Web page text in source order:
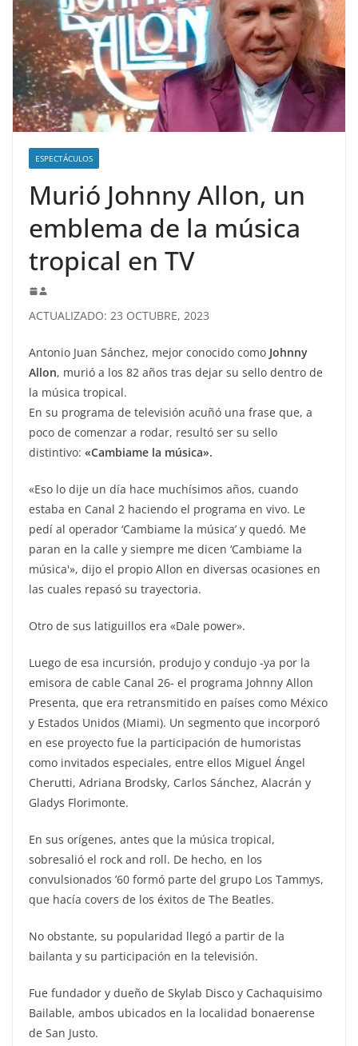
ESPECTÁCULOS
Murió Johnny Allon, un
emblema de la música
tropical en TV
ACTUALIZADO: 23 OCTUBRE, 2023
Antonio Juan Sánchez, mejor conocido como Johnny
Allon, murió a los 82 años tras dejar su sello dentro de
la música tropical.
En su programa de televisión acuñó una frase que, a
poco de comenzar a rodar, resultó ser su sello
distintivo: «Cambiame la música».
«Eso lo dije un día hace muchísimos años, cuando
estaba en Canal 2 haciendo el programa en vivo. Le
pedí al operador ‘Cambiame la música’ y quedó. Me
paran en la calle y siempre me dicen ‘Cambiame la
música'», dijo el propio Allon en diversas ocasiones en
las cuales repasó su trayectoria.
Otro de sus latiguillos era «Dale power».
Luego de esa incursión, produjo y condujo -ya por la
emisora de cable Canal 26- el programa Johnny Allon
Presenta, que era retransmitido en países como México
y Estados Unidos (Miami). Un segmento que incorporó
en ese proyecto fue la participación de humoristas
como invitados especiales, entre ellos Miguel Ángel
Cherutti, Adriana Brodsky, Carlos Sánchez, Alacrán y
Gladys Florimonte.
En sus orígenes, antes que la música tropical,
sobresalió el rock and roll. De hecho, en los
convulsionados ’60 formó parte del grupo Los Tammys,
que hacía covers de los éxitos de The Beatles.
No obstante, su popularidad llegó a partir de la
bailanta y su participación en la televisión.
Fue fundador y dueño de Skylab Disco y Cachaquisimo
Bailable, ambos ubicados en la localidad bonaerense
de San Justo.